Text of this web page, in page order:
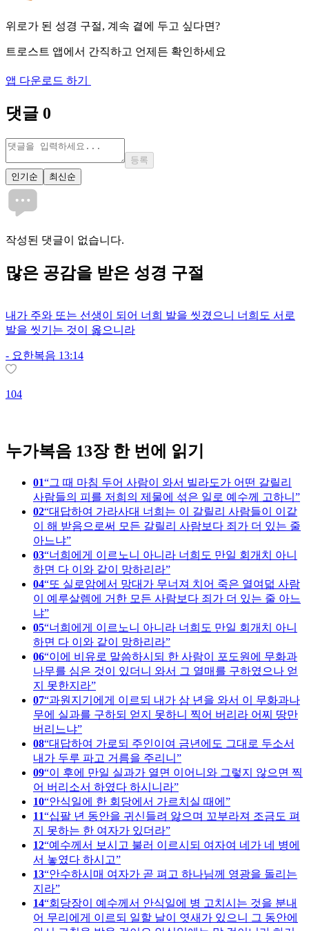
위로가 된 성경 구절, 계속 곁에 두고 싶다면?
트로스트 앱에서 간직하고 언제든 확인하세요
앱 다운로드 하기
댓글 0
등록
인기순
최신순
작성된 댓글이 없습니다.
많은 공감을 받은 성경 구절
내가 주와 또는 선생이 되어 너희 발을 씻겼으니 너희도 서로
발을 씻기는 것이 옳으니라
- 요한복음 13:14
104
누가복음 13장 한 번에 읽기
01
그 때 마침 두어 사람이 와서 빌라도가 어떤 갈릴리
사람들의 피를 저희의 제물에 섞은 일로 예수께 고하니
02 대답하여 가라사대 너희는 이 갈릴리 사람들이 이같
이 해 받음으로써 모든 갈릴리 사람보다 죄가 더 있는 줄
아느냐
03 너희에게 이르노니 아니라 너희도 만일 회개치 아니
하면 다 이와 같이 망하리라
04 또 실로암에서 망대가 무너져 치어 죽은 열여덟 사람
이 예루살렘에 거한 모든 사람보다 죄가 더 있는 줄 아느
냐
05 너희에게 이르노니 아니라 너희도 만일 회개치 아니
하면 다 이와 같이 망하리라
06 이에 비유로 말씀하시되 한 사람이 포도원에 무화과
나무를 심은 것이 있더니 와서 그 열매를 구하였으나 얻
지 못한지라
07 과원지기에게 이르되 내가 삼 년을 와서 이 무화과나
무에 실과를 구하되 얻지 못하니 찍어 버리라 어찌 땅만
버리느냐
08 대답하여 가로되 주인이여 금년에도 그대로 두소서
내가 두루 파고 거름을 주리니
09 이 후에 만일 실과가 열면 이어니와 그렇지 않으면 찍
어 버리소서 하였다 하시니라
10 안식일에 한 회당에서 가르치실 때에
11 십팔 년 동안을 귀신들려 앓으며 꼬부라져 조금도 펴
지 못하는 한 여자가 있더라
12 예수께서 보시고 불러 이르시되 여자여 네가 네 병에
서 놓였다 하시고
13 안수하시매 여자가 곧 펴고 하나님께 영광을 돌리는
지라
14 회당장이 예수께서 안식일에 병 고치시는 것을 분내
어 무리에게 이르되 일할 날이 엿새가 있으니 그 동안에